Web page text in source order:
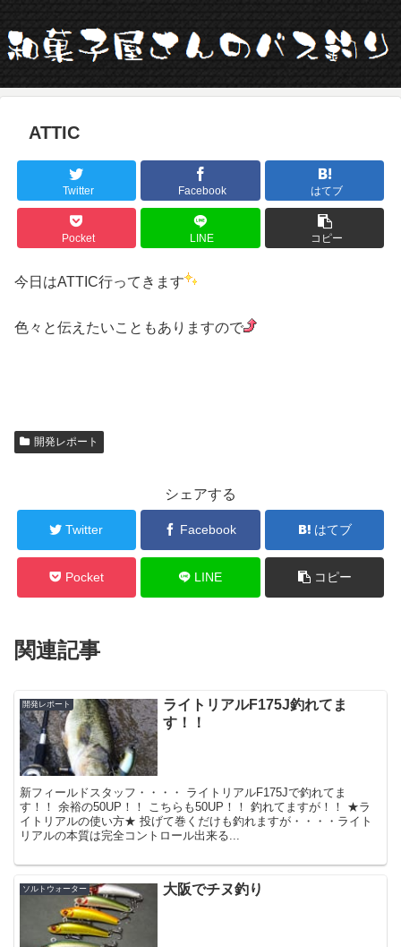
ATTIC
Twitter Facebook はてブ
Pocket LINE コピー
今日はATTIC行ってきます
色々と伝えたいこともありますので
開発レポート
シェアする
Twitter Facebook はてブ
Pocket LINE コピー
関連記事
開発レポート
ライトリアルF175J釣れてま
す！！
新フィールドスタッフ・・・・ ライトリアルF175Jで釣れてま
す！！ 余裕の50UP！！ こちらも50UP！！ 釣れてますが！！ ★ラ
イトリアルの使い方★ 投げて巻くだけも釣れますが・・・・ライト
リアルの本質は完全コントロール出来る...
ソルトウォーター 大阪でチヌ釣り